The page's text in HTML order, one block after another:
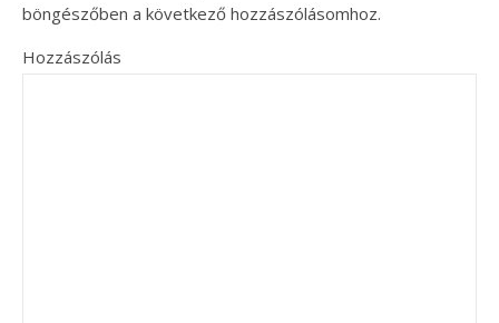
böngészőben a következő hozzászólásomhoz.
Hozzászólás